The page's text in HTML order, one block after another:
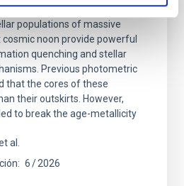
populations of massive
noon provide powerful
quenching and stellar
Previous photometric
that the cores of these
their outskirts. However,
to break the age-metallicity
al.
6 2026